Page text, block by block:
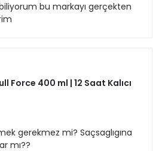
bu markayı gerçekten
Force 400 ml | 12 Saat Kalıcı
gerekmez mi? Saçsaglıgına
mı??